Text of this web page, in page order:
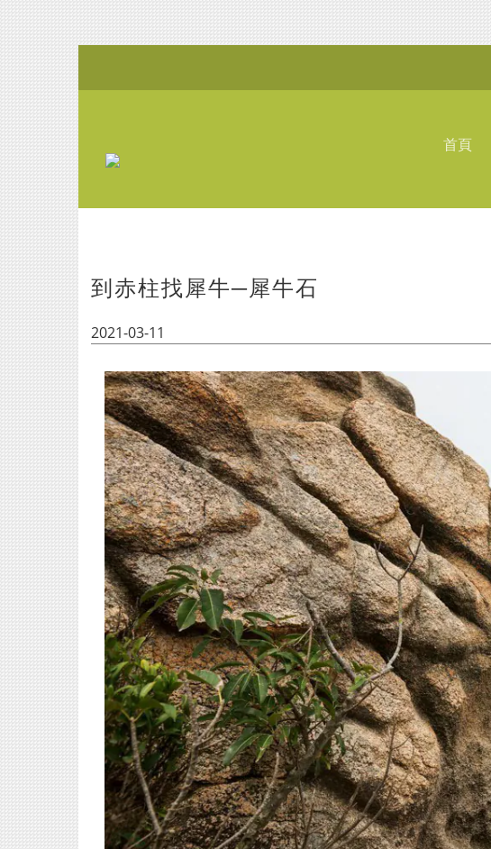
首頁
到赤柱找犀牛─犀牛石
2021-03-11